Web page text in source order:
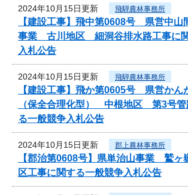
2024年10月15日更新 飛騨農林事務所
【建設工事】飛中第0608号 県営中山
事業 古川地区 細洞谷排水路工事に
入札公告
2024年10月15日更新 飛騨農林事務所
【建設工事】飛か第0605号 県営かん
（保全合理化型） 中根地区 第3号管
る一般競争入札公告
2024年10月15日更新 郡上農林事務所
【郡治第0608号】県単治山事業 鷲ヶ
区工事に関する一般競争入札公告